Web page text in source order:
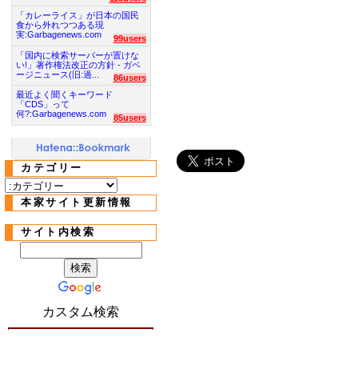
「カレーライス」が日本の国民
食から外れつつある現
実:Garbagenews.com
99users
「国内に検索サーバーが置けな
い!」著作権法改正の方針 - ガベ
ージニュース(旧:過...
86users
最近よく聞くキーワード
「CDS」って
何?:Garbagenews.com
85users
カテゴリー
本家サイト更新情報
サイト内検索
カスタム検索